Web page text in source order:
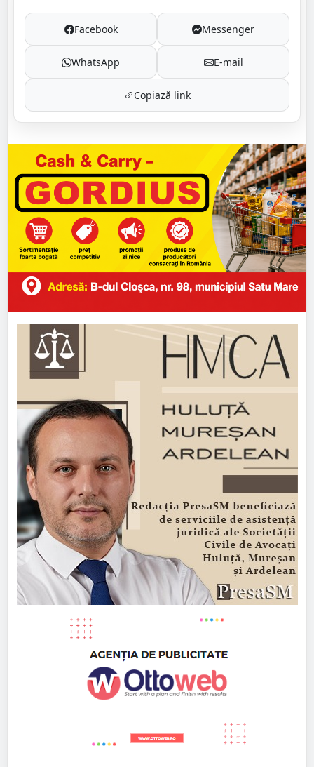
Facebook Messenger
WhatsApp E-mail
Copiază link